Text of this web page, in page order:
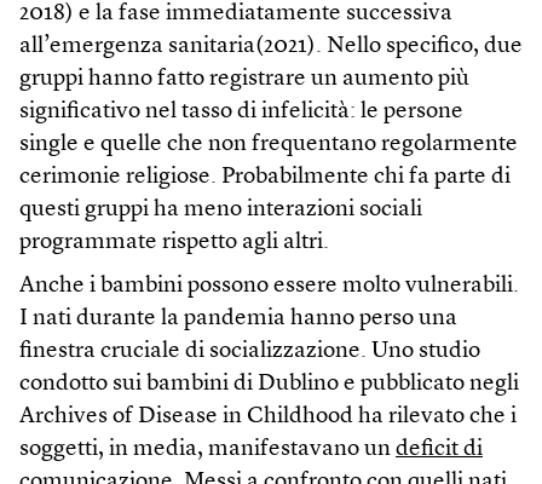
2018) e la fase immediatamente successiva
all’emergenza sanitaria(2021). Nello specifico, due
gruppi hanno fatto registrare un aumento più
significativo nel tasso di infelicità: le persone
single e quelle che non frequentano regolarmente
cerimonie religiose. Probabilmente chi fa parte di
questi gruppi ha meno interazioni sociali
programmate rispetto agli altri.
Anche i bambini possono essere molto vulnerabili.
I nati durante la pandemia hanno perso una
finestra cruciale di socializzazione. Uno studio
condotto sui bambini di Dublino e pubblicato negli
Archives of Disease in Childhood ha rilevato che i
soggetti, in media, manifestavano un deficit di